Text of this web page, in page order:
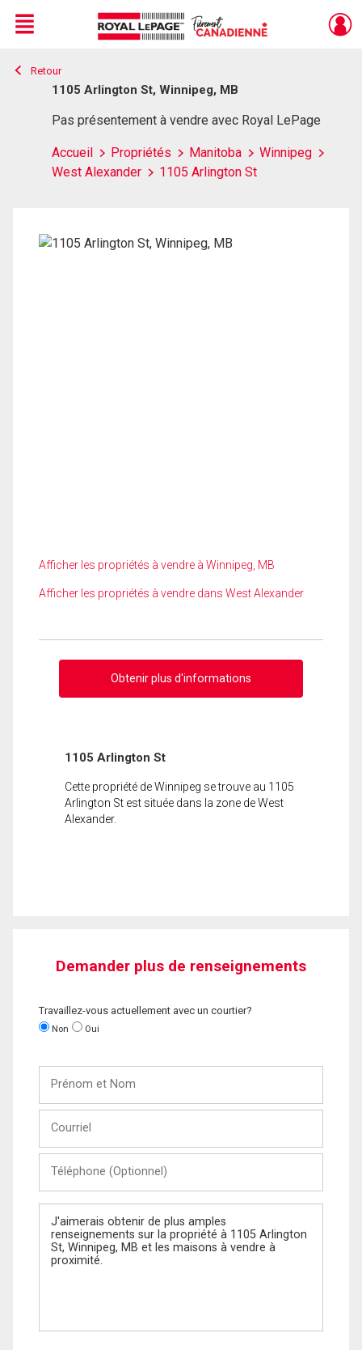
Live
En Direct
Menu
Retour
1105 Arlington St, Winnipeg, MB
Pas présentement à vendre avec Royal LePage
Accueil Propriétés Manitoba
Winnipeg
West Alexander
1105 Arlington St
Afficher les propriétés à vendre à Winnipeg, MB
Afficher les propriétés à vendre dans West Alexander
Obtenir plus d'informations
1105 Arlington St
Cette propriété de Winnipeg se trouve au 1105
Arlington St est située dans la zone de West
Alexander.
Demander plus de renseignements
Travaillez-vous actuellement avec un courtier?
Non Oui
Nom
(Optionnel)
Message